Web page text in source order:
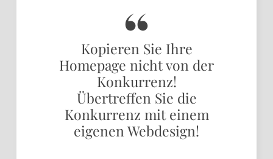
Kopieren Sie Ihre
Homepage nicht von der
Konkurrenz!
Übertreffen Sie die
Konkurrenz mit einem
eigenen Webdesign!